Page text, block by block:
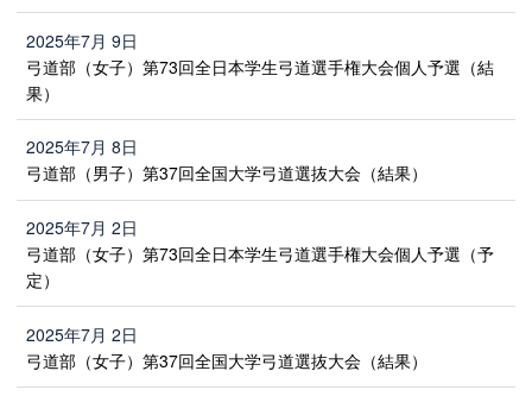
2025年7月 9日
弓道部（女子）第73回全日本学生弓道選手権大会個人予選（結
果）
2025年7月 8日
弓道部（男子）第37回全国大学弓道選抜大会（結果）
2025年7月 2日
弓道部（女子）第73回全日本学生弓道選手権大会個人予選（予
定）
2025年7月 2日
弓道部（女子）第37回全国大学弓道選抜大会（結果）